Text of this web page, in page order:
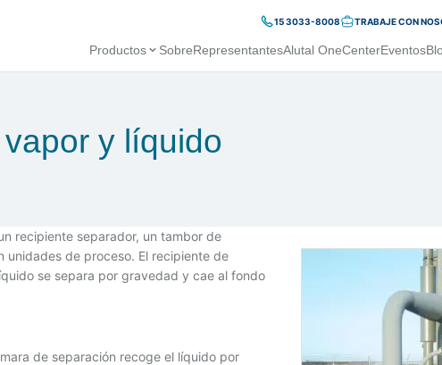
15 3033-8008 TRABAJE CON
Productos SobreRepresentantesAlutal OneCenterEventos
y líquido
recipiente separador, un tambor de
unidades de proceso. El recipiente de
se separa por gravedad y cae al fondo
de separación recoge el líquido por